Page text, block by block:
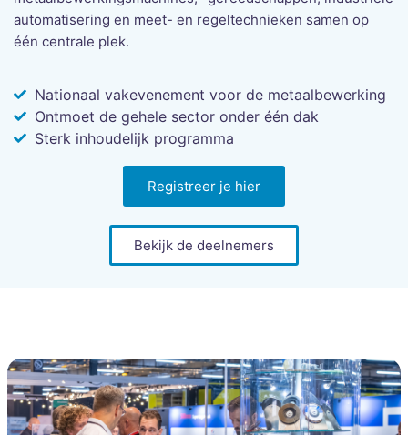
automatisering en meet- en regeltechnieken samen op
één centrale plek.
Nationaal vakevenement voor de metaalbewerking
Ontmoet de gehele sector onder één dak
Sterk inhoudelijk programma
Registreer je hier
Bekijk de deelnemers